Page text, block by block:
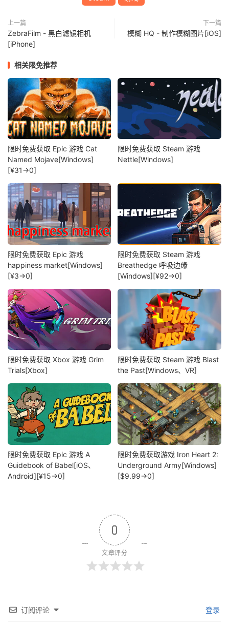
上一篇
ZebraFilm - 黑白滤镜相机
[iPhone]
下一篇
模糊 HQ - 制作模糊图片[iOS]
相关限免推荐
限时免费获取 Epic 游戏 Cat
Named Mojave[Windows]
[¥31→0]
限时免费获取 Steam 游戏
Nettle[Windows]
限时免费获取 Epic 游戏
happiness market[Windows]
[¥3→0]
限时免费获取 Steam 游戏
Breathedge 呼吸边缘
[Windows][¥92→0]
限时免费获取 Xbox 游戏 Grim
Trials[Xbox]
限时免费获取 Steam 游戏 Blast
the Past[Windows、VR]
限时免费获取 Epic 游戏 A
Guidebook of Babel[iOS、
Android][¥15→0]
限时免费获取游戏 Iron Heart 2:
Underground Army[Windows]
[$9.99→0]
0
文章评分
订阅评论 登录